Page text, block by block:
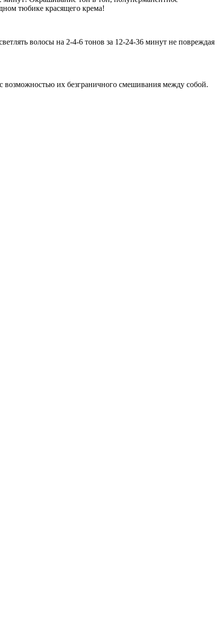
тюбике красящего крема!
волосы на 2-4-6 тонов за 12-24-36 минут не повреждая
возможностью их безграничного смешивания между собой.